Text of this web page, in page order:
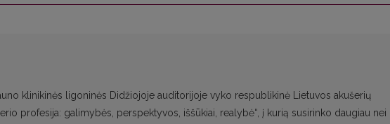
klinikinės ligoninės Didžiojoje auditorijoje vyko respublikinė Lietuvos akušerių
profesija: galimybės, perspektyvos, iššūkiai, realybė“, į kurią susirinko daugiau nei